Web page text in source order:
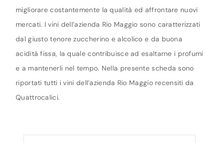
migliorare costantemente la qualità ed affrontare nuovi
mercati. I vini dell’azienda Rio Maggio sono caratterizzati
dal giusto tenore zuccherino e alcolico e da buona
acidità fissa, la quale contribuisce ad esaltarne i profumi
e a mantenerli nel tempo. Nella presente scheda sono
riportati tutti i vini dell’azienda Rio Maggio recensiti da
Quattrocalici.